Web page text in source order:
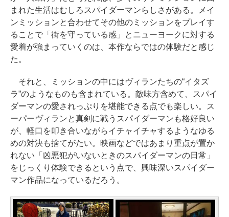
まれた生活はむしろスパイダーマンらしさがある。メイ
ンミッションと合わせてその他のミッションをプレイす
ることで「街を守っている感」とニューヨークに対する
愛着が強まっていくのは、本作ならではの体験だと感じ
た。
それと、ミッションの中にはヴィランたちの“イタズ
ラ”のようなものも含まれている。敵味方含めて、スパイ
ダーマンの愛されっぷりを堪能できる点でも楽しい。ス
ーパーヴィランと真剣に戦うスパイダーマンも格好良い
が、軽口を叩き合いながらイチャイチャするようなゆる
めの対決も捨てがたい。映画などではあまり重点が置か
れない「凶悪犯がいないときのスパイダーマンの日常」
をじっくり体験できるという点で、興味深いスパイダー
マン作品になっているだろう。